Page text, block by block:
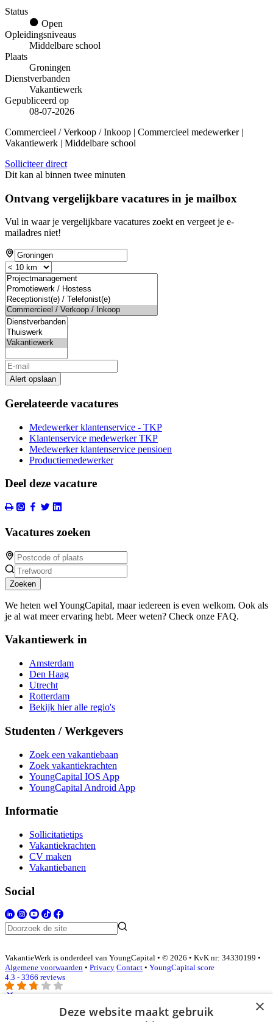
Status
Open
Opleidingsniveaus
Middelbare school
Plaats
Groningen
Dienstverbanden
Vakantiewerk
Gepubliceerd op
08-07-2026
Commercieel / Verkoop / Inkoop | Commercieel medewerker |
Vakantiewerk | Middelbare school
Solliciteer direct
Dit kan al binnen twee minuten
Ontvang vergelijkbare vacatures in je mailbox
Vul in waar je vergelijkbare vacatures zoekt en vergeet je e-
mailadres niet!
Alert opslaan
Gerelateerde vacatures
Medewerker klantenservice - TKP
Klantenservice medewerker TKP
Medewerker klantenservice pensioen
Productiemedewerker
Deel deze vacature
Vacatures zoeken
Zoeken
We heten wel YoungCapital, maar iedereen is even welkom. Ook als
je al wat meer ervaring hebt. Meer weten? Check onze FAQ.
Vakantiewerk in
Amsterdam
Den Haag
Utrecht
Rotterdam
Bekijk hier alle regio's
Studenten / Werkgevers
Zoek een vakantiebaan
Zoek vakantiekrachten
YoungCapital IOS App
YoungCapital Android App
Informatie
Sollicitatietips
Vakantiekrachten
CV maken
Vakantiebanen
Social
VakantieWerk is onderdeel van YoungCapital • © 2026 • KvK nr: 34330199 •
Algemene voorwaarden • Privacy Contact • YoungCapital score
4.3 - 3366 reviews
×
Deze website maakt gebruik